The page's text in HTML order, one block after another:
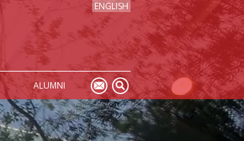
ENGLISH
ALUMNI